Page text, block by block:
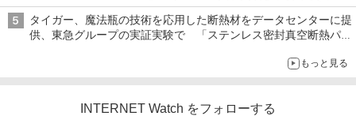
ECCメモリへのアップグレードも可能
タイガー、魔法瓶の技術を応用した断熱材をデータセンターに提
供、東急グループの実証実験で 「ステンレス密封真空断熱パネ
もっと見る
INTERNET Watch をフォローする